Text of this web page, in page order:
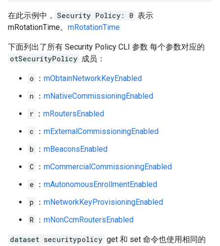
在此示例中， Security Policy: 0 表示
mRotationTime。 mRotationTime
下面列出了所有 Security Policy CLI 参数 每个参数对应的
otSecurityPolicy 成员：
o ： mObtainNetworkKeyEnabled
n
： mNativeCommissioningEnabled
r ： mRoutersEnabled
c
： mExternalCommissioningEnabled
b
： mBeaconsEnabled
C
： mCommercialCommissioningEnabled
e
： mAutonomousEnrollmentEnabled
p
： mNetworkKeyProvisioningEnabled
R
： mNonCcmRoutersEnabled
dataset securitypolicy get 和 set 命令也使用相同的